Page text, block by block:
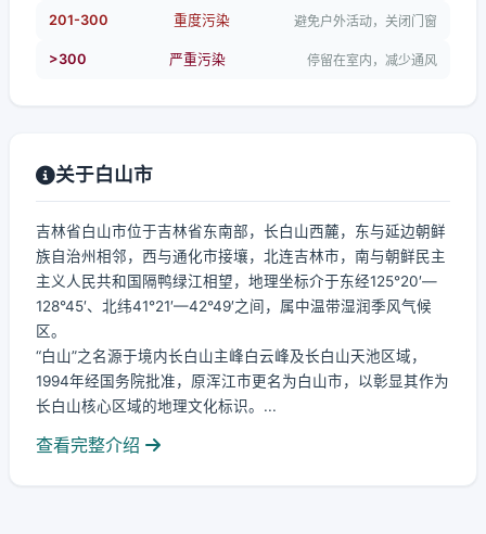
201-300 重度污染 避免户外活动，关闭门窗
>300 严重污染 停留在室内，减少通风
关于白山市
吉林省白山市位于吉林省东南部，长白山西麓，东与延边朝鲜
族自治州相邻，西与通化市接壤，北连吉林市，南与朝鲜民主
主义人民共和国隔鸭绿江相望，地理坐标介于东经125°20′—
128°45′、北纬41°21′—42°49′之间，属中温带湿润季风气候
区。
“白山”之名源于境内长白山主峰白云峰及长白山天池区域，
1994年经国务院批准，原浑江市更名为白山市，以彰显其作为
长白山核心区域的地理文化标识。...
查看完整介绍